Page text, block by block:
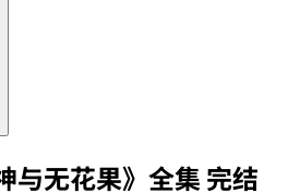
与无花果》全集 完结